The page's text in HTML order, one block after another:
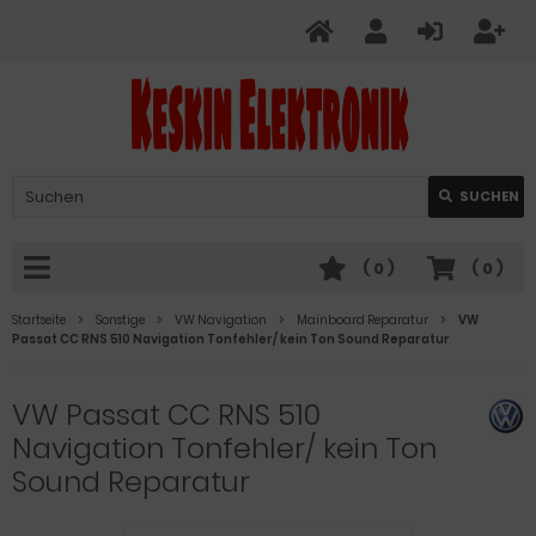
Verwende
die
nach
oben
und
unten,
verfügbare
Ergebnis
auszuwählen.
SUCHEN
( 0 )
( 0 )
Startseite Sonstige VW Navigation Mainboard Reparatur
VW
Passat CC RNS 510 Navigation Tonfehler/ kein Ton Sound Reparatur
VW Passat CC RNS 510
Navigation Tonfehler/ kein Ton
Sound Reparatur